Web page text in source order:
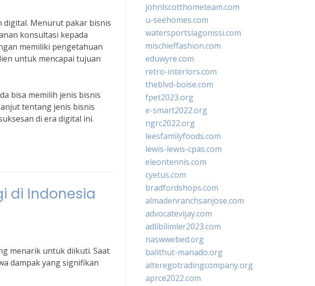
digital. Menurut pakar bisnis
konsultasi kepada
memiliki pengetahuan
untuk mencapai tujuan
bisa memilih jenis bisnis
tentang jenis bisnis
di era digital ini.
di Indonesia
menarik untuk diikuti. Saat
dampak yang signifikan
johnlscotthometeam.com
u-seehomes.com
watersportslagonissi.com
mischieffashion.com
eduwyre.com
retro-interiors.com
theblvd-boise.com
fpet2023.org
e-smart2022.org
ngrc2022.org
leesfamilyfoods.com
lewis-lewis-cpas.com
eleontennis.com
cyetus.com
bradfordshops.com
almadenranchsanjose.com
advocatevijay.com
adlibilimler2023.com
naswwebed.org
balithut-manado.org
alteregotradingcompany.org
aprce2022.com